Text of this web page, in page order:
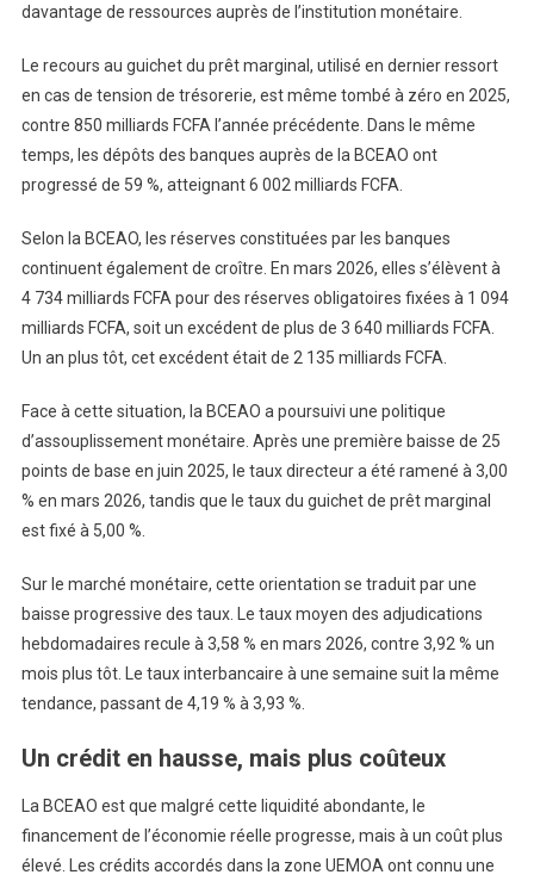
davantage de ressources auprès de l’institution monétaire.
Le recours au guichet du prêt marginal, utilisé en dernier ressort
en cas de tension de trésorerie, est même tombé à zéro en 2025,
contre 850 milliards FCFA l’année précédente. Dans le même
temps, les dépôts des banques auprès de la BCEAO ont
progressé de 59 %, atteignant 6 002 milliards FCFA.
Selon la BCEAO, les réserves constituées par les banques
continuent également de croître. En mars 2026, elles s’élèvent à
4 734 milliards FCFA pour des réserves obligatoires fixées à 1 094
milliards FCFA, soit un excédent de plus de 3 640 milliards FCFA.
Un an plus tôt, cet excédent était de 2 135 milliards FCFA.
Face à cette situation, la BCEAO a poursuivi une politique
d’assouplissement monétaire. Après une première baisse de 25
points de base en juin 2025, le taux directeur a été ramené à 3,00
% en mars 2026, tandis que le taux du guichet de prêt marginal
est fixé à 5,00 %.
Sur le marché monétaire, cette orientation se traduit par une
baisse progressive des taux. Le taux moyen des adjudications
hebdomadaires recule à 3,58 % en mars 2026, contre 3,92 % un
mois plus tôt. Le taux interbancaire à une semaine suit la même
tendance, passant de 4,19 % à 3,93 %.
Un crédit en hausse, mais plus coûteux
La BCEAO est que malgré cette liquidité abondante, le
financement de l’économie réelle progresse, mais à un coût plus
élevé. Les crédits accordés dans la zone UEMOA ont connu une